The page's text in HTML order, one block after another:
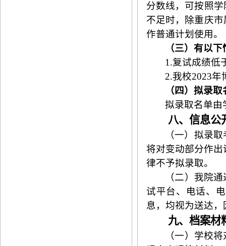
分数线，可按照
不足时，除重庆
作普通计划使用。
（三）有以
1.复试成绩低
2.我校2023年
（四）拟录
拟录取名单由
八、信息公
（一）拟录
将对变动部分作
律不予拟录取。
（二）我院通
试平台、电话、
息，均视为送达
九、档案材
（一） 学校将